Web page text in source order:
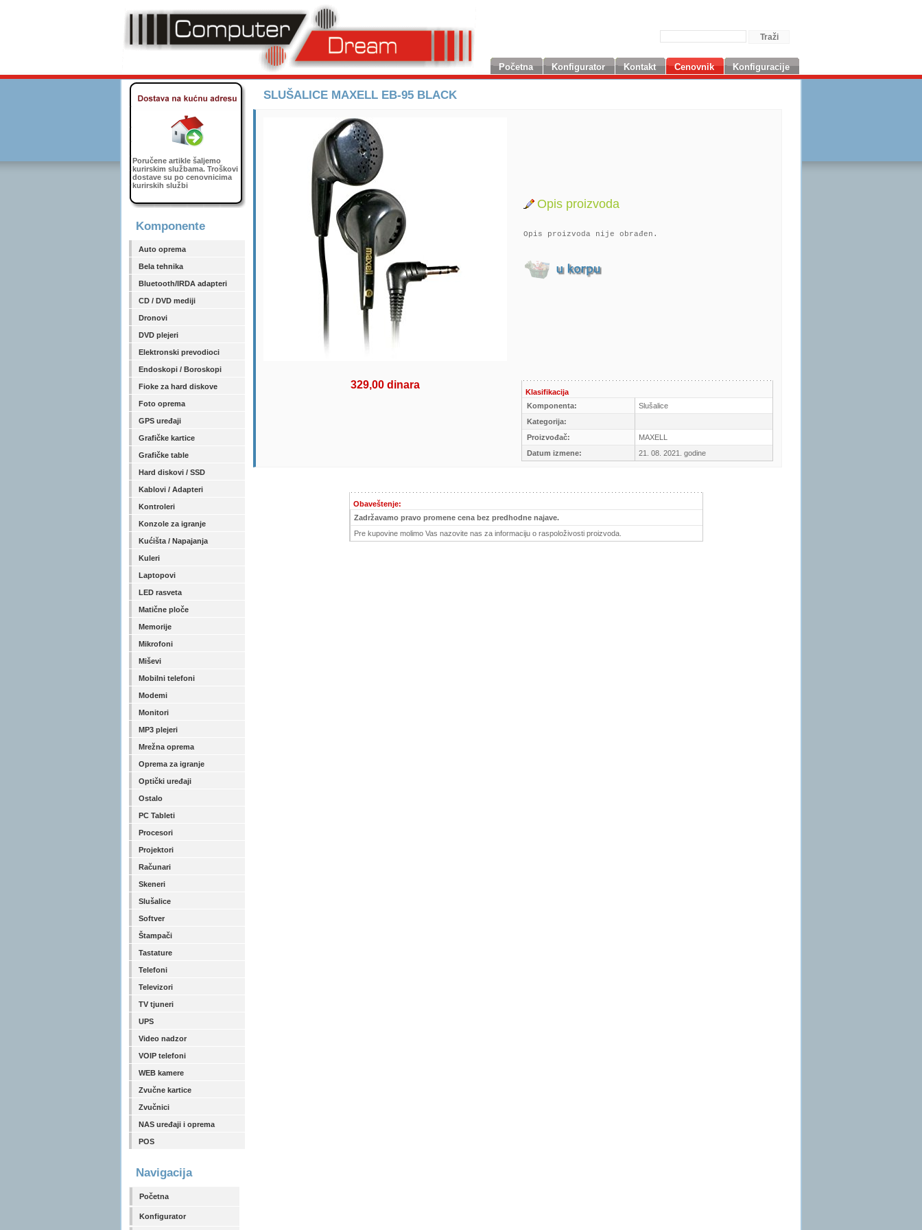
Početna Konfigurator Kontakt Cenovnik Konfiguracije
Poručene artikle šaljemo
kurirskim službama. Troškovi
dostave su po cenovnicima
kurirskih službi
Komponente
Auto oprema
Bela tehnika
Bluetooth/IRDA adapteri
CD / DVD mediji
Dronovi
DVD plejeri
Elektronski prevodioci
Endoskopi / Boroskopi
Fioke za hard diskove
Foto oprema
GPS uređaji
Grafičke kartice
Grafičke table
Hard diskovi / SSD
Kablovi / Adapteri
Kontroleri
Konzole za igranje
Kućišta / Napajanja
Kuleri
Laptopovi
LED rasveta
Matične ploče
Memorije
Mikrofoni
Miševi
Mobilni telefoni
Modemi
Monitori
MP3 plejeri
Mrežna oprema
Oprema za igranje
Optički uređaji
Ostalo
PC Tableti
Procesori
Projektori
Računari
Skeneri
Slušalice
Softver
Štampači
Tastature
Telefoni
Televizori
TV tjuneri
UPS
Video nadzor
VOIP telefoni
WEB kamere
Zvučne kartice
Zvučnici
NAS uređaji i oprema
POS
Navigacija
Početna
Konfigurator
SLUŠALICE MAXELL EB-95 BLACK
Opis proizvoda
Opis proizvoda nije obrađen.
329,00 dinara
Klasifikacija
Komponenta:
Slušalice
Kategorija:
Proizvođač:
MAXELL
Datum izmene:
21. 08. 2021. godine
Obaveštenje:
Zadržavamo pravo promene cena bez predhodne najave.
Pre kupovine molimo Vas nazovite nas za informaciju o raspoloživosti proizvoda.